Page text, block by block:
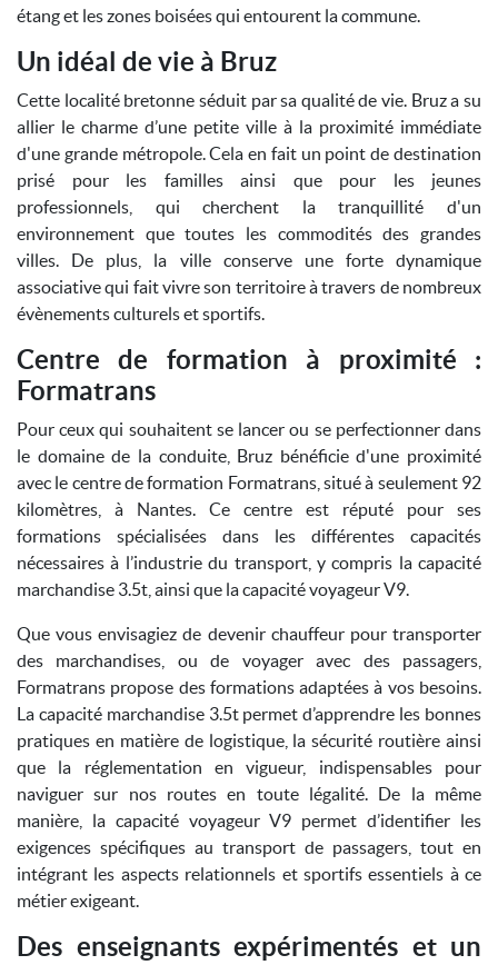
étang et les zones boisées qui entourent la commune.
Un idéal de vie à Bruz
Cette localité bretonne séduit par sa qualité de vie. Bruz a su
allier le charme d’une petite ville à la proximité immédiate
d'une grande métropole. Cela en fait un point de destination
prisé pour les familles ainsi que pour les jeunes
professionnels, qui cherchent la tranquillité d'un
environnement que toutes les commodités des grandes
villes. De plus, la ville conserve une forte dynamique
associative qui fait vivre son territoire à travers de nombreux
évènements culturels et sportifs.
Centre de formation à proximité :
Formatrans
Pour ceux qui souhaitent se lancer ou se perfectionner dans
le domaine de la conduite, Bruz bénéficie d'une proximité
avec le centre de formation Formatrans, situé à seulement 92
kilomètres, à Nantes. Ce centre est réputé pour ses
formations spécialisées dans les différentes capacités
nécessaires à l’industrie du transport, y compris la capacité
marchandise 3.5t, ainsi que la capacité voyageur V9.
Que vous envisagiez de devenir chauffeur pour transporter
des marchandises, ou de voyager avec des passagers,
Formatrans propose des formations adaptées à vos besoins.
La capacité marchandise 3.5t permet d’apprendre les bonnes
pratiques en matière de logistique, la sécurité routière ainsi
que la réglementation en vigueur, indispensables pour
naviguer sur nos routes en toute légalité. De la même
manière, la capacité voyageur V9 permet d’identifier les
exigences spécifiques au transport de passagers, tout en
intégrant les aspects relationnels et sportifs essentiels à ce
métier exigeant.
Des enseignants expérimentés et un